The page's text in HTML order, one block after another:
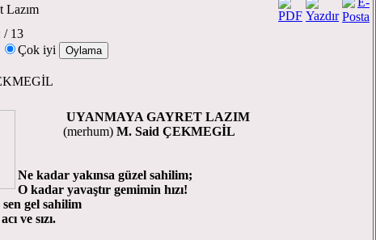
Lazım
/ 13
Çok iyi
UYANMAYA GAYRET LAZIM
(merhum) M. Said ÇEKMEGİL
Ne kadar yakınsa güzel sahilim;
O kadar yavaştır gemimin hızı!
gel sahilim
ve sızı.